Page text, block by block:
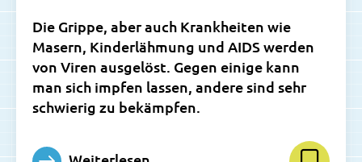
Die Grippe, aber auch Krankheiten wie
Masern, Kinderlähmung und AIDS werden
von Viren ausgelöst. Gegen einige kann
man sich impfen lassen, andere sind sehr
schwierig zu bekämpfen.